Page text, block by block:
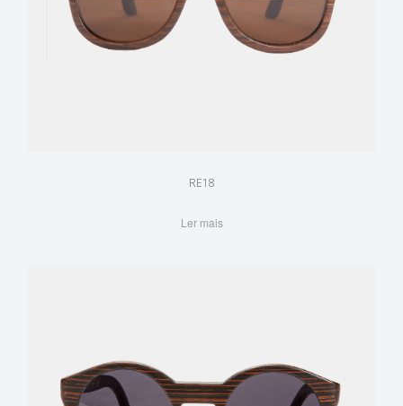
RE18
Ler mais